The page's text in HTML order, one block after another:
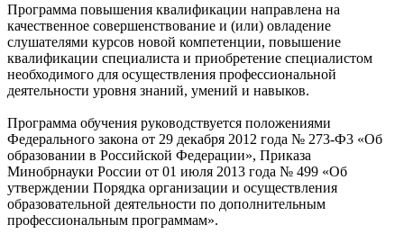
Программа повышения квалификации направлена на
качественное совершенствование и (или) овладение
слушателями курсов новой компетенции, повышение
квалификации специалиста и приобретение специалистом
необходимого для осуществления профессиональной
деятельности уровня знаний, умений и навыков.
Программа обучения руководствуется положениями
Федерального закона от 29 декабря 2012 года № 273-Ф3 «Об
образовании в Российской Федерации», Приказа
Минобрнауки России от 01 июля 2013 года № 499 «Об
утверждении Порядка организации и осуществления
образовательной деятельности по дополнительным
профессиональным программам».